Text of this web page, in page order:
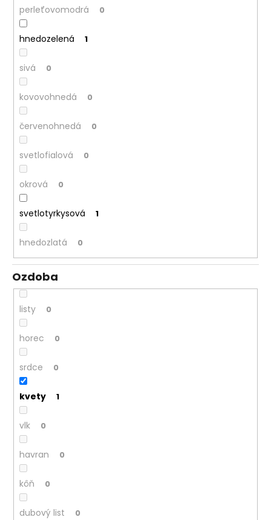
perleťovomodrá 0
hnedozelená 1
sivá 0
kovovohnedá 0
červenohnedá 0
svetlofialová 0
okrová 0
svetlotyrkysová 1
hnedozlatá 0
Ozdoba
listy 0
horec 0
srdce 0
kvety 1
vlk 0
havran 0
kôň 0
dubový list 0